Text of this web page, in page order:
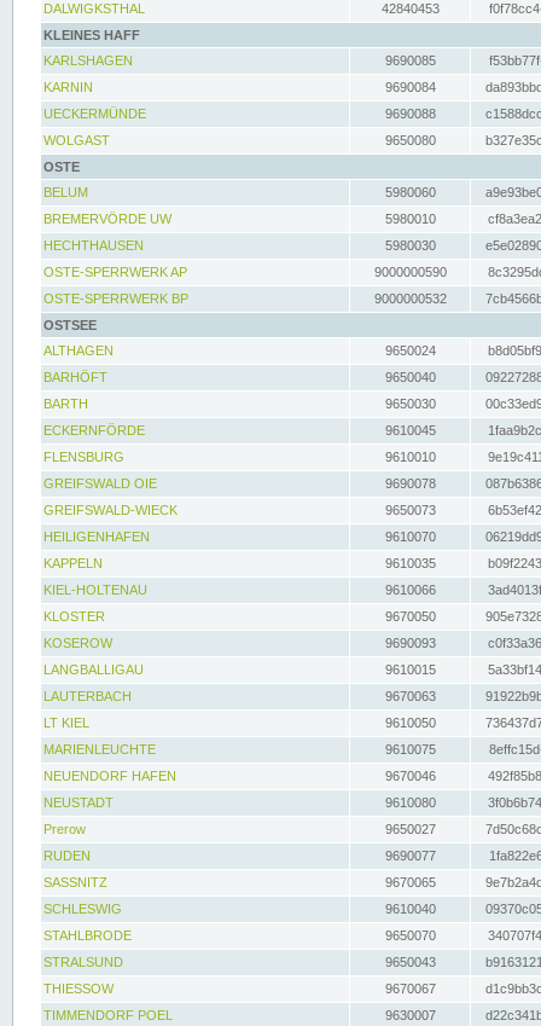
DALWIGKSTHAL
42840453
KLEINES HAFF
KARLSHAGEN
9690085
KARNIN
9690084
UECKERMÜNDE
9690088
WOLGAST
9650080
OSTE
BELUM
5980060
BREMERVÖRDE UW
5980010
HECHTHAUSEN
5980030
OSTE-SPERRWERK AP
9000000590
OSTE-SPERRWERK BP
9000000532
OSTSEE
ALTHAGEN
9650024
BARHÖFT
9650040
BARTH
9650030
ECKERNFÖRDE
9610045
FLENSBURG
9610010
GREIFSWALD OIE
9690078
GREIFSWALD-WIECK
9650073
HEILIGENHAFEN
9610070
KAPPELN
9610035
KIEL-HOLTENAU
9610066
KLOSTER
9670050
KOSEROW
9690093
LANGBALLIGAU
9610015
LAUTERBACH
9670063
LT KIEL
9610050
MARIENLEUCHTE
9610075
NEUENDORF HAFEN
9670046
NEUSTADT
9610080
Prerow
9650027
RUDEN
9690077
SASSNITZ
9670065
SCHLESWIG
9610040
STAHLBRODE
9650070
STRALSUND
9650043
THIESSOW
9670067
TIMMENDORF POEL
9630007